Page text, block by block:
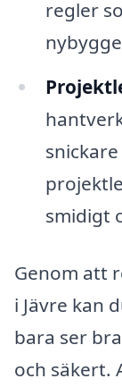
regler
smidigt
Genom att
i Jävre kan
bara ser
och säkert.